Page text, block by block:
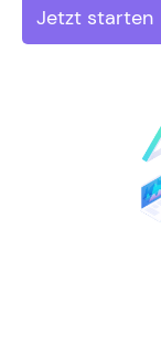
Jetzt starten